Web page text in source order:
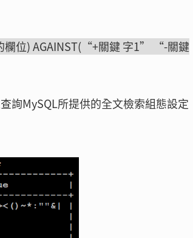
欄位) AGAINST(“+關鍵 字1” “-關鍵
MySQL所提供的全文檢索組態設定